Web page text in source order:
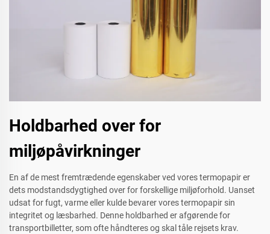
Holdbarhed over for
miljøpåvirkninger
En af de mest fremtrædende egenskaber ved vores termopapir er
dets modstandsdygtighed over for forskellige miljøforhold. Uanset
udsat for fugt, varme eller kulde bevarer vores termopapir sin
integritet og læsbarhed. Denne holdbarhed er afgørende for
transportbilletter, som ofte håndteres og skal tåle rejsets krav.